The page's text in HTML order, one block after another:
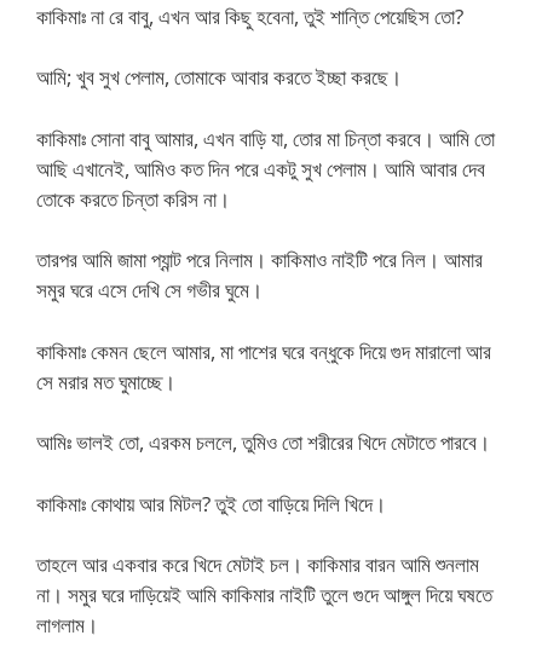
কাকিমাঃ না রে বাবু, এখন আর কিছু হবেনা, তুই শান্তি পেয়েছিস তো?
আমি; খুব সুখ পেলাম, তোমাকে আবার করতে ইচ্ছা করছে।
কাকিমাঃ সোনা বাবু আমার, এখন বাড়ি যা, তোর মা চিন্তা করবে। আমি তো
আছি এখানেই, আমিও কত দিন পরে একটু সুখ পেলাম। আমি আবার দেব
তোকে করতে চিন্তা করিস না।
তারপর আমি জামা প্যান্ট পরে নিলাম। কাকিমাও নাইটি পরে নিল। আমার
সমুর ঘরে এসে দেখি সে গভীর ঘুমে।
কাকিমাঃ কেমন ছেলে আমার, মা পাশের ঘরে বন্ধুকে দিয়ে গুদ মারালো আর
সে মরার মত ঘুমাচ্ছে।
আমিঃ ভালই তো, এরকম চললে, তুমিও তো শরীরের খিদে মেটাতে পারবে।
কাকিমাঃ কোথায় আর মিটল? তুই তো বাড়িয়ে দিলি খিদে।
তাহলে আর একবার করে খিদে মেটাই চল। কাকিমার বারন আমি শুনলাম
না। সমুর ঘরে দাড়িয়েই আমি কাকিমার নাইটি তুলে গুদে আঙ্গুল দিয়ে ঘষতে
লাগলাম।